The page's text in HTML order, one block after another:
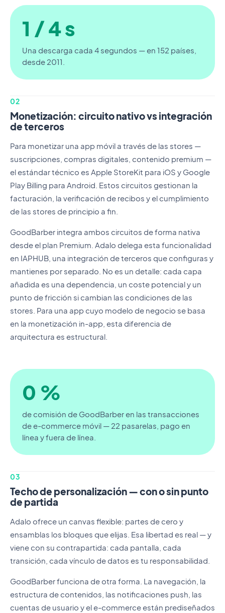
1 / 4 s
Una descarga cada 4 segundos — en 152 países,
desde 2011.
02
Monetización: circuito nativo vs integración
de terceros
Para monetizar una app móvil a través de las stores —
suscripciones, compras digitales, contenido premium —
el estándar técnico es Apple StoreKit para iOS y Google
Play Billing para Android. Estos circuitos gestionan la
facturación, la verificación de recibos y el cumplimiento
de las stores de principio a fin.
GoodBarber integra ambos circuitos de forma nativa
desde el plan Premium. Adalo delega esta funcionalidad
en IAPHUB, una integración de terceros que configuras y
mantienes por separado. No es un detalle: cada capa
añadida es una dependencia, un coste potencial y un
punto de fricción si cambian las condiciones de las
stores. Para una app cuyo modelo de negocio se basa
en la monetización in-app, esta diferencia de
arquitectura es estructural.
0 %
de comisión de GoodBarber en las transacciones
de e-commerce móvil — 22 pasarelas, pago en
línea y fuera de línea.
03
Techo de personalización — con o sin punto
de partida
Adalo ofrece un canvas flexible: partes de cero y
ensamblas los bloques que elijas. Esa libertad es real — y
viene con su contrapartida: cada pantalla, cada
transición, cada vínculo de datos es tu responsabilidad.
GoodBarber funciona de otra forma. La navegación, la
estructura de contenidos, las notificaciones push, las
cuentas de usuario y el e-commerce están prediseñados